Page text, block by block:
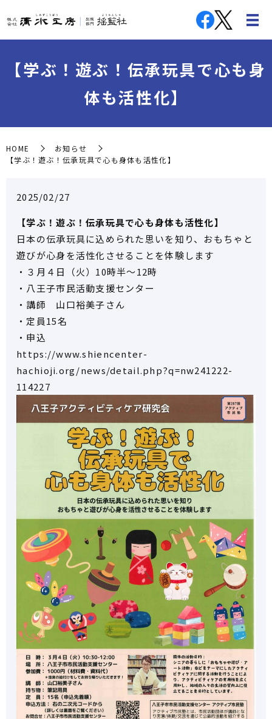
【学ぶ！遊ぶ！伝承玩具で心も身
体も活性化】
HOME
お知らせ
【学ぶ！遊ぶ！伝承玩具で心も身体も活性化】
2025/02/27
【学ぶ！遊ぶ！伝承玩具で心も身体も活性化】
日本の伝承玩具に込められた思いを知り、おもちゃと
遊びが心身を活性化させることを体験します
・３月４日（火）10時半～12時
・八王子市民活動支援センター
・講師 山口裕美子さん
・定員15名
・申込
https://www.shiencenter-
hachioji.org/news/detail.php?q=nw241222-
114227